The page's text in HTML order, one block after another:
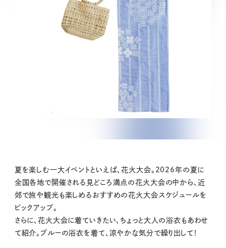
夏を楽しむ一大イベントといえば、花火大会。2026年の夏に
全国各地で開催される見どころ満点の花火大会の中から、近
郊で旅や観光も楽しめるおすすめの花火大会スケジュールを
ピックアップ。
さらに、花火大会に着ていきたい、ちょっと大人の浴衣もあわせ
て紹介。ブルーの浴衣を着て、涼やかな気分で繰り出して！